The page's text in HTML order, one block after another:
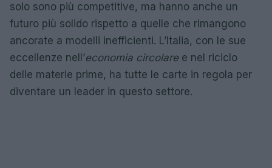
solo sono più competitive, ma hanno anche un
futuro più solido rispetto a quelle che rimangono
ancorate a modelli inefficienti. L’Italia, con le sue
eccellenze nell’economia circolaree nel riciclo
delle materie prime, ha tutte le carte in regola per
diventare un leader in questo settore.